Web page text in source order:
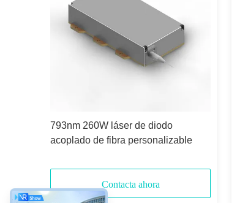
793nm 260W láser de diodo
acoplado de fibra personalizable
Contacta ahora